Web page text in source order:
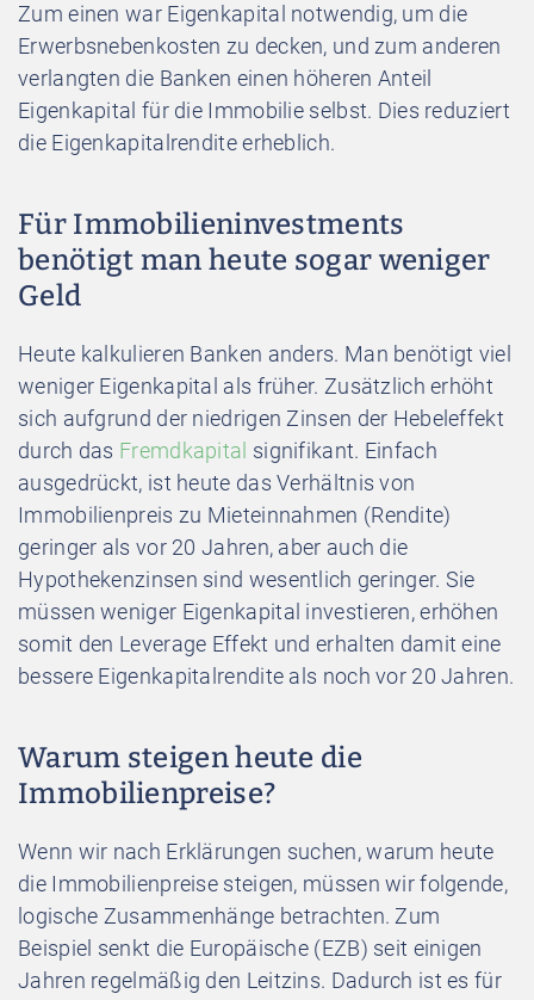
Zum einen war Eigenkapital notwendig, um die
Erwerbsnebenkosten zu decken, und zum anderen
verlangten die Banken einen höheren Anteil
Eigenkapital für die Immobilie selbst. Dies reduziert
die Eigenkapitalrendite erheblich.
Für Immobilieninvestments
benötigt man heute sogar weniger
Geld
Heute kalkulieren Banken anders. Man benötigt viel
weniger Eigenkapital als früher. Zusätzlich erhöht
sich aufgrund der niedrigen Zinsen der Hebeleffekt
durch das Fremdkapital signifikant. Einfach
ausgedrückt, ist heute das Verhältnis von
Immobilienpreis zu Mieteinnahmen (Rendite)
geringer als vor 20 Jahren, aber auch die
Hypothekenzinsen sind wesentlich geringer. Sie
müssen weniger Eigenkapital investieren, erhöhen
somit den Leverage Effekt und erhalten damit eine
bessere Eigenkapitalrendite als noch vor 20 Jahren.
Warum steigen heute die
Immobilienpreise?
Wenn wir nach Erklärungen suchen, warum heute
die Immobilienpreise steigen, müssen wir folgende,
logische Zusammenhänge betrachten. Zum
Beispiel senkt die Europäische (EZB) seit einigen
Jahren regelmäßig den Leitzins. Dadurch ist es für